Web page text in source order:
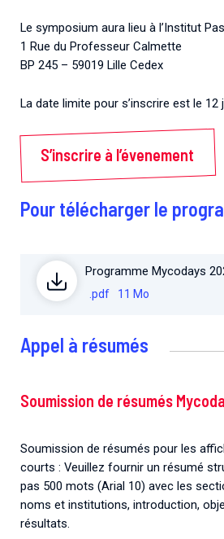
Le symposium aura lieu à l’Institut
1 Rue du Professeur Calmette
BP 245 – 59019 Lille Cedex
La date limite pour s’inscrire est le 12
S’inscrire à l’évenement
Pour télécharger le
Programme Mycodays
.pdf 11 Mo
Appel à résumés
Soumission de résumés
Soumission de résumés pour les
courts : Veuillez fournir un résumé
pas 500 mots (Arial 10) avec les
noms et institutions, introduction,
résultats.